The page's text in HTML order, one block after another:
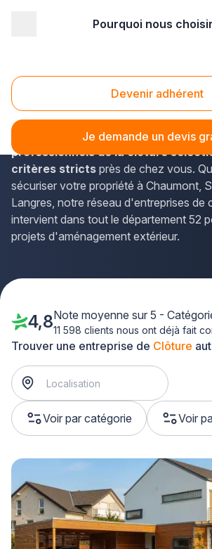
Pourquoi nous
Devenir adhérent
Je demande un devis
Cloture Haute-Marne (52)
Vous envisagez d'installer une clôture
La solution Plus que pro vous met en
professionnels de la clôture
critères stricts près de chez vous.
sécuriser votre propriété à Chaumont,
Langres, notre réseau d'entreprises de
intervient dans tout le département 52
projets d'aménagement extérieur.
Trouver une entreprise de Clôture
Voir par catégorie Voir
4,8Note moyenne sur 5 -
11 598 clients nous ont déjà fait